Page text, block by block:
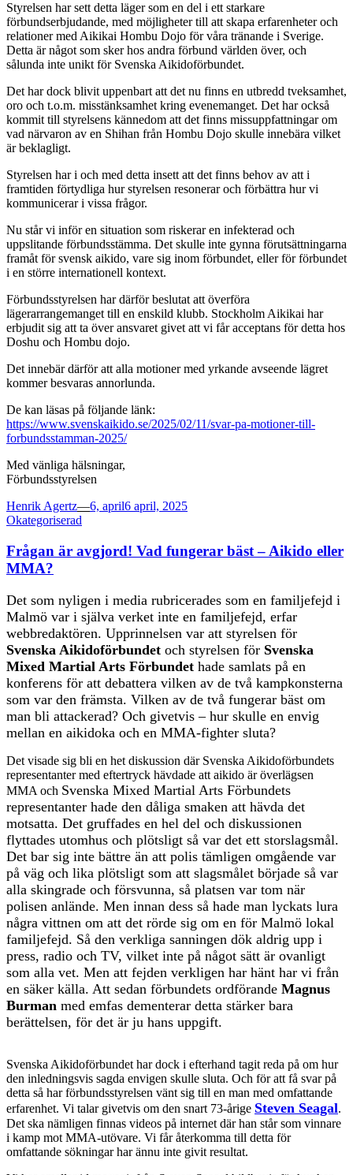
Styrelsen har sett detta läger som en del i ett starkare
förbundserbjudande, med möjligheter till att skapa erfarenheter och
relationer med Aikikai Hombu Dojo för våra tränande i Sverige.
Detta är något som sker hos andra förbund världen över, och
sålunda inte unikt för Svenska Aikidoförbundet.
Det har dock blivit uppenbart att det nu finns en utbredd tveksamhet,
oro och t.o.m. misstänksamhet kring evenemanget. Det har också
kommit till styrelsens kännedom att det finns missuppfattningar om
vad närvaron av en Shihan från Hombu Dojo skulle innebära vilket
är beklagligt.
Styrelsen har i och med detta insett att det finns behov av att i
framtiden förtydliga hur styrelsen resonerar och förbättra hur vi
kommunicerar i vissa frågor.
Nu står vi inför en situation som riskerar en infekterad och
uppslitande förbundsstämma. Det skulle inte gynna förutsättningarna
framåt för svensk aikido, vare sig inom förbundet, eller för förbundet
i en större internationell kontext.
Förbundsstyrelsen har därför beslutat att överföra
lägerarrangemanget till en enskild klubb. Stockholm Aikikai har
erbjudit sig att ta över ansvaret givet att vi får acceptans för detta hos
Doshu och Hombu dojo.
Det innebär därför att alla motioner med yrkande avseende lägret
kommer besvaras annorlunda.
De kan läsas på följande länk:
https://www.svenskaikido.se/2025/02/11/svar-pa-motioner-till-
forbundsstamman-2025/
Med vänliga hälsningar,
Förbundsstyrelsen
Henrik Agertz—Posted
6, april6 april, 2025
Okategoriserad
Frågan är avgjord! Vad fungerar bäst – Aikido eller
MMA?
Det som nyligen i media rubricerades som en familjefejd i
Malmö var i själva verket inte en familjefejd, erfar
webbredaktören. Upprinnelsen var att styrelsen för
Svenska Aikidoförbundet och styrelsen för Svenska
Mixed Martial Arts Förbundet hade samlats på en
konferens för att debattera vilken av de två kampkonsterna
som var den främsta. Vilken av de två fungerar bäst om
man bli attackerad? Och givetvis – hur skulle en envig
mellan en aikidoka och en MMA-fighter sluta?
Det visade sig bli en het diskussion där Svenska Aikidoförbundets
representanter med eftertryck hävdade att aikido är överlägsen
MMA och Svenska Mixed Martial Arts Förbundets
representanter hade den dåliga smaken att hävda det
motsatta. Det gruffades en hel del och diskussionen
flyttades utomhus och plötsligt så var det ett storslagsmål.
Det bar sig inte bättre än att polis tämligen omgående var
på väg och lika plötsligt som att slagsmålet började så var
alla skingrade och försvunna, så platsen var tom när
polisen anlände. Men innan dess så hade man lyckats lura
några vittnen om att det rörde sig om en för Malmö lokal
familjefejd. Så den verkliga sanningen dök aldrig upp i
press, radio och TV, vilket inte på något sätt är ovanligt
som alla vet. Men att fejden verkligen har hänt har vi från
en säker källa. Att sedan förbundets ordförande Magnus
Burman med emfas dementerar detta stärker bara
berättelsen, för det är ju hans uppgift.
Svenska Aikidoförbundet har dock i efterhand tagit reda på om hur
den inledningsvis sagda envigen skulle sluta. Och för att få svar på
detta så har förbundsstyrelsen vänt sig till en man med omfattande
erfarenhet. Vi talar givetvis om den snart 73-årige Steven Seagal.
Det ska nämligen finnas videos på internet där han står som vinnare
i kamp mot MMA-utövare. Vi får återkomma till detta för
omfattande sökningar har ännu inte givit resultat.